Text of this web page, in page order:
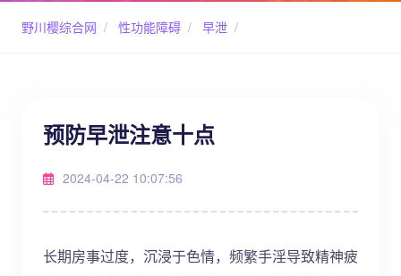
野川樱综合网 / 性功能障碍 / 早泄 /
预防早泄注意十点
2024-04-22 10:07:56
长期房事过度，沉浸于色情，频繁手淫导致精神疲